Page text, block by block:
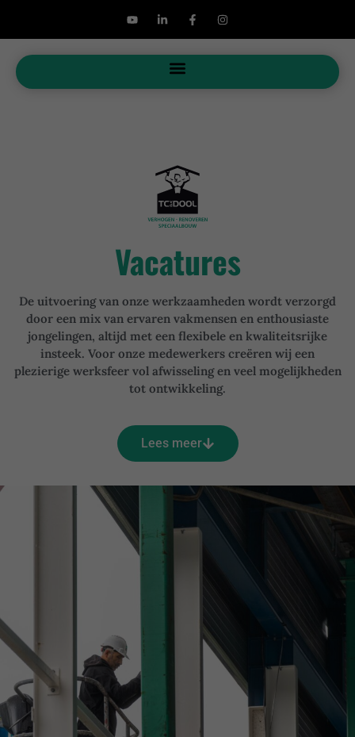
Vacatures
De uitvoering van onze werkzaamheden wordt verzorgd
door een mix van ervaren vakmensen en enthousiaste
jongelingen, altijd met een flexibele en kwaliteitsrijke
insteek. Voor onze medewerkers creëren wij een
plezierige werksfeer vol afwisseling en veel mogelijkheden
tot ontwikkeling.
Lees meer